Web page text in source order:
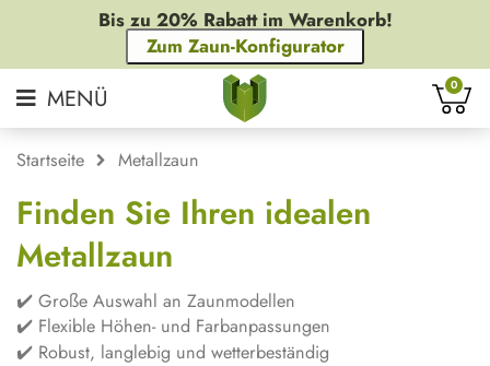
Bis zu 20% Rabatt im Warenkorb!
Zum Zaun-Konfigurator
0
Startseite Metallzaun
Finden Sie Ihren idealen
Metallzaun
✔️ Große Auswahl an Zaunmodellen
✔️ Flexible Höhen- und Farbanpassungen
✔️ Robust, langlebig und wetterbeständig